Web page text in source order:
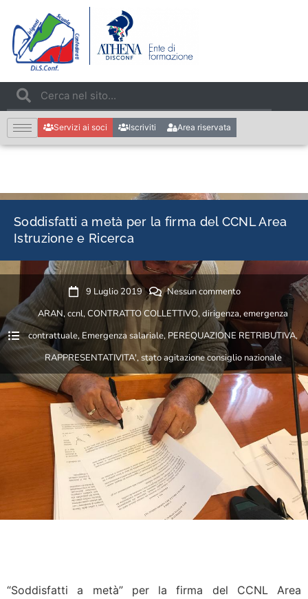
Servizi ai soci Iscriviti Area riservata
Soddisfatti a metà per la firma del CCNL Area
Istruzione e Ricerca
9 Luglio 2019
Nessun commento
ARAN,ccnl,CONTRATTO COLLETTIVO,dirigenza,emergenza
contrattuale, Emergenza salariale, PEREQUAZIONE RETRIBUTIVA,
RAPPRESENTATIVITA',stato agitazione consiglio nazionale
“Soddisfatti a metà” per la firma del CCNL Area